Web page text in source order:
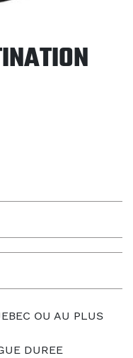
OU AU PLUS
DUREE